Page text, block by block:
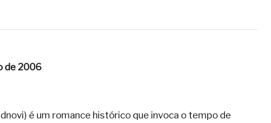
de 2006
é um romance histórico que invoca o tempo de